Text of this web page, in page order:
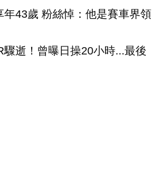
年43歲 粉絲悼：他是賽車界領
驟逝！曾曝日操20小時...最後